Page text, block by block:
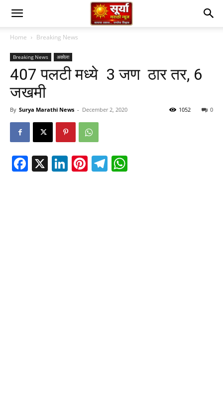
Home Breaking News
Breaking News अकोला
407 पलटी मध्ये 3 जण ठार तर, 6
जखमी
By Surya Marathi News - December 2, 2020 0
1052
Facebook
X LinkedIn
Pinterest
Telegram